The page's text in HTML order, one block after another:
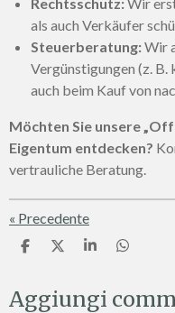
Rechtsschutz:Wir
als auch Verkäufer
Steuerberatung:Wir
Vergünstigungen (z. B.
auch beim Kauf von
Möchten Sie unsere
Eigentum entdecken?
vertrauliche Beratung.
« Precedente
C
d
i
C
d
i
C
d
i
C
d
i
Aggiungi